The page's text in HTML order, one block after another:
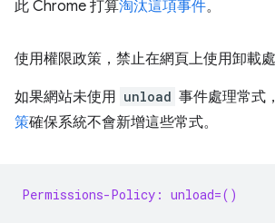
此 Chrome 打算淘汰這項事件。
使用權限政策，禁止在網頁上使用卸載
如果網站未使用 unload 事件處理常式
策確保系統不會新增這些常式。
Permissions-Policy: unload=()